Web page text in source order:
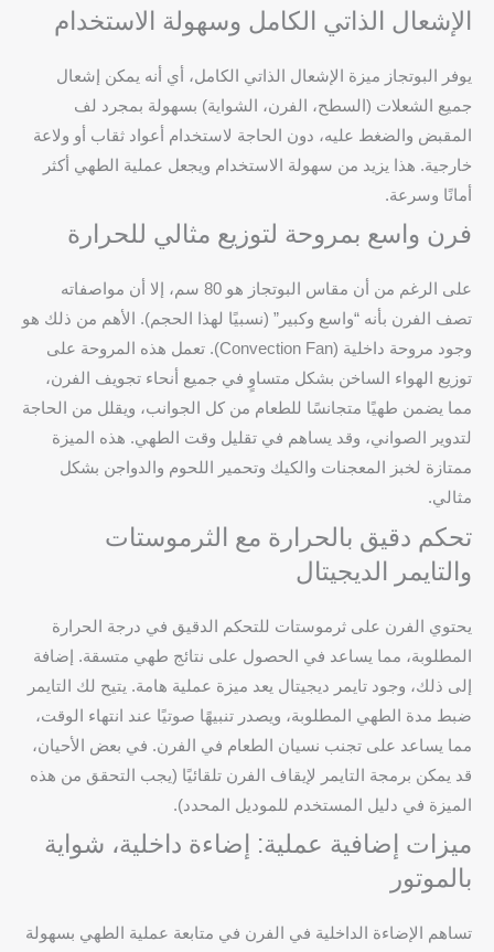
الإشعال الذاتي الكامل وسهولة الاستخدام
يوفر البوتجاز ميزة الإشعال الذاتي الكامل، أي أنه يمكن إشعال
جميع الشعلات (السطح، الفرن، الشواية) بسهولة بمجرد لف
المقبض والضغط عليه، دون الحاجة لاستخدام أعواد ثقاب أو ولاعة
خارجية. هذا يزيد من سهولة الاستخدام ويجعل عملية الطهي أكثر
أمانًا وسرعة.
فرن واسع بمروحة لتوزيع مثالي للحرارة
على الرغم من أن مقاس البوتجاز هو 80 سم، إلا أن مواصفاته
تصف الفرن بأنه “واسع وكبير” (نسبيًا لهذا الحجم). الأهم من ذلك هو
وجود مروحة داخلية (Convection Fan). تعمل هذه المروحة على
توزيع الهواء الساخن بشكل متساوٍ في جميع أنحاء تجويف الفرن،
مما يضمن طهيًا متجانسًا للطعام من كل الجوانب، ويقلل من الحاجة
لتدوير الصواني، وقد يساهم في تقليل وقت الطهي. هذه الميزة
ممتازة لخبز المعجنات والكيك وتحمير اللحوم والدواجن بشكل
مثالي.
تحكم دقيق بالحرارة مع الثرموستات
والتايمر الديجيتال
يحتوي الفرن على ثرموستات للتحكم الدقيق في درجة الحرارة
المطلوبة، مما يساعد في الحصول على نتائج طهي متسقة. إضافة
إلى ذلك، وجود تايمر ديجيتال يعد ميزة عملية هامة. يتيح لك التايمر
ضبط مدة الطهي المطلوبة، ويصدر تنبيهًا صوتيًا عند انتهاء الوقت،
مما يساعد على تجنب نسيان الطعام في الفرن. في بعض الأحيان،
قد يمكن برمجة التايمر لإيقاف الفرن تلقائيًا (يجب التحقق من هذه
الميزة في دليل المستخدم للموديل المحدد).
ميزات إضافية عملية: إضاءة داخلية، شواية
بالموتور
تساهم الإضاءة الداخلية في الفرن في متابعة عملية الطهي بسهولة